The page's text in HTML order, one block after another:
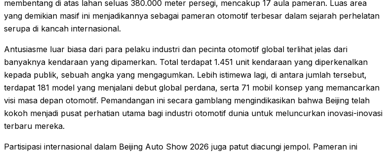
membentang di atas lahan seluas 380.000 meter persegi, mencakup 17 aula pameran. Luas area
yang demikian masif ini menjadikannya sebagai pameran otomotif terbesar dalam sejarah perhelatan
serupa di kancah internasional.
Antusiasme luar biasa dari para pelaku industri dan pecinta otomotif global terlihat jelas dari
banyaknya kendaraan yang dipamerkan. Total terdapat 1.451 unit kendaraan yang diperkenalkan
kepada publik, sebuah angka yang mengagumkan. Lebih istimewa lagi, di antara jumlah tersebut,
terdapat 181 model yang menjalani debut global perdana, serta 71 mobil konsep yang memancarkan
visi masa depan otomotif. Pemandangan ini secara gamblang mengindikasikan bahwa Beijing telah
kokoh menjadi pusat perhatian utama bagi industri otomotif dunia untuk meluncurkan inovasi-inovasi
terbaru mereka.
Partisipasi internasional dalam Beijing Auto Show 2026 juga patut diacungi jempol. Pameran ini